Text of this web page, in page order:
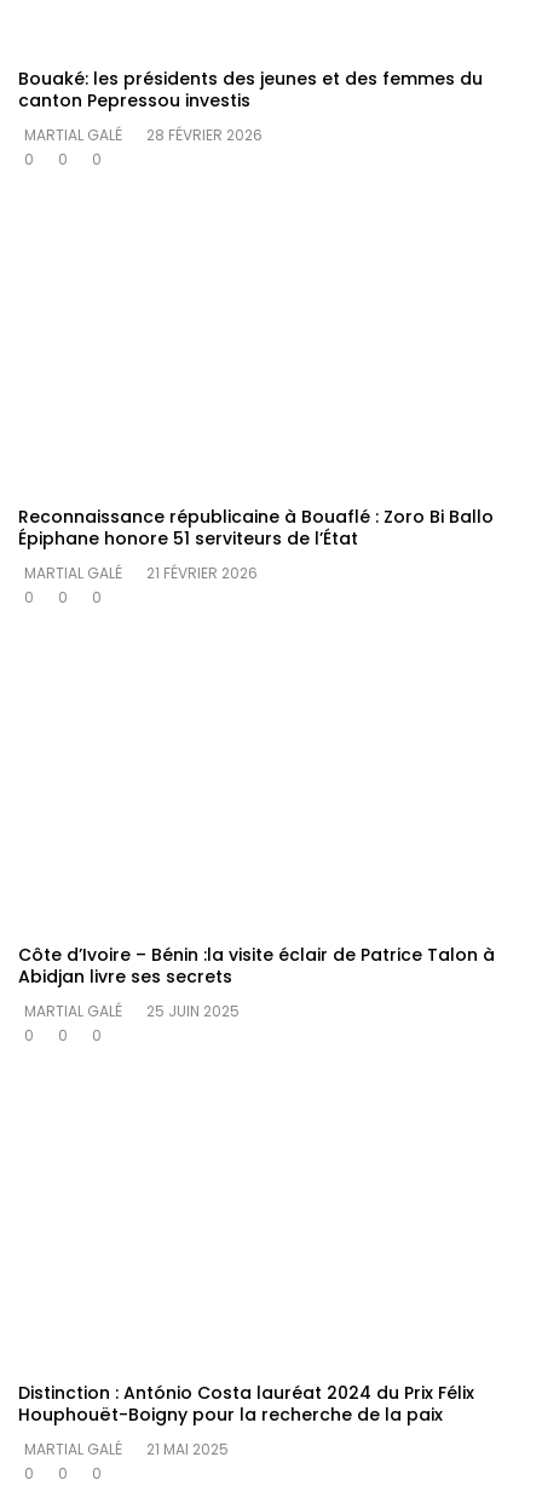
Bouaké: les présidents des jeunes et des femmes du
canton Pepressou investis
MARTIAL GALÉ
28 FÉVRIER 2026
0
0 0
Reconnaissance républicaine à Bouaflé : Zoro Bi Ballo
Épiphane honore 51 serviteurs de l’État
MARTIAL GALÉ
21 FÉVRIER 2026
0
0 0
Côte d’Ivoire – Bénin :la visite éclair de Patrice Talon à
Abidjan livre ses secrets
MARTIAL GALÉ
25 JUIN 2025
0
0 0
Distinction : António Costa lauréat 2024 du Prix Félix
Houphouët-Boigny pour la recherche de la paix
MARTIAL GALÉ
21 MAI 2025
0
0 0